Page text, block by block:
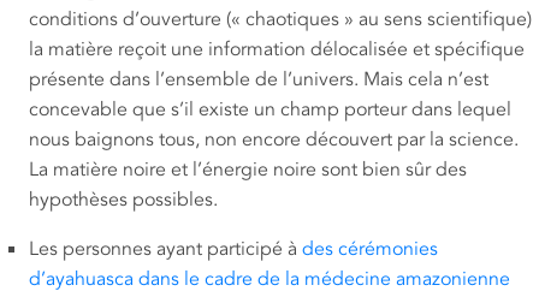
conditions d’ouverture (« chaotiques » au sens scientifique)
la matière reçoit une information délocalisée et spécifique
présente dans l’ensemble de l’univers. Mais cela n’est
concevable que s’il existe un champ porteur dans lequel
nous baignons tous, non encore découvert par la science.
La matière noire et l’énergie noire sont bien sûr des
hypothèses possibles.
Les personnes ayant participé à des cérémonies
d’ayahuasca dans le cadre de la médecine amazonienne